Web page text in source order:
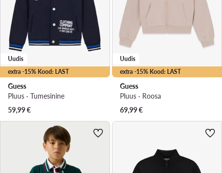
extra -15% Kood: LAST
Uudis
Guess
Pluus · Tumesinine
59,99€
extra -15% Kood: LAST
Uudis
Guess
Pluus · Roosa
69,99€